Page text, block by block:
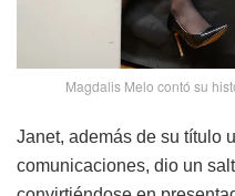
Magdalis Melo contó su
Janet, además de su título
comunicaciones, dio un